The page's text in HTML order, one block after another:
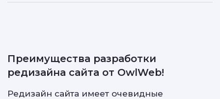
Преимущества разработки
редизайна сайта от OwlWeb!
Редизайн сайта имеет очевидные